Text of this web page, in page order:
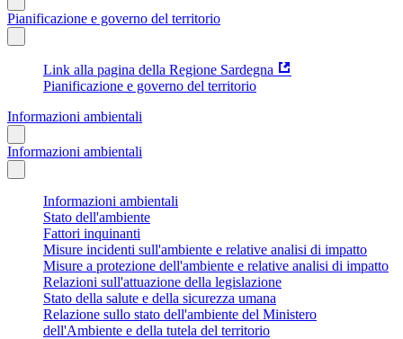
Pianificazione e governo del territorio
Link alla pagina della Regione Sardegna
Pianificazione e governo del territorio
Informazioni ambientali
Informazioni ambientali
Informazioni ambientali
Stato dell'ambiente
Fattori inquinanti
Misure incidenti sull'ambiente e relative analisi di impatto
Misure a protezione dell'ambiente e relative analisi di impatto
Relazioni sull'attuazione della legislazione
Stato della salute e della sicurezza umana
Relazione sullo stato dell'ambiente del Ministero
dell'Ambiente e della tutela del territorio